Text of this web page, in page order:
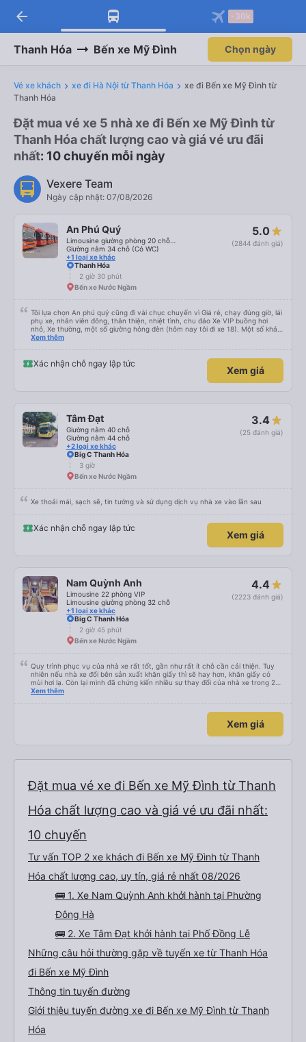
arrow_back -30k
Thanh Hóa Bến xe Mỹ Đình Chọn ngày
Vé xe khách xe đi Hà Nội từ Thanh Hóa
xe đi Bến xe Mỹ Đình từ
Thanh Hóa
Đặt mua vé xe 5 nhà xe đi Bến xe Mỹ Đình từ
Thanh Hóa chất lượng cao và giá vé ưu đãi
nhất: 10 chuyến mỗi ngày
Vexere Team
Ngày cập nhật: 07/08/2026
An Phú Quý
Giường nằm 34 chỗ (Có WC)
+1 loại xe khác
5.0
(2844 đánh giá)
Thanh Hóa
2 giờ 30 phút
Bến xe Nước Ngầm
Tôi lựa chọn An phú quý cũng đi vài chục chuyến vì Giá rẻ, chạy đúng giờ, lái
phụ xe, nhân viên đông, thân thiện, nhiệt tình, chu đáo Xe VIP buồng hơi
nhỏ, Xe thường, một số giường hỏng đèn (hôm nay tôi đi xe 18). Một số khác
cửa gió điều hoà (cửa cuộn) nút kẹt, khá lạnh. Tuy nhiên, về lâu dài tôi vẫn
Xem thêm
Xác nhận chỗ ngay lập tức
Xem giá
Tâm Đạt
Giường nằm 40 chỗ
Giường nằm 44 chỗ
+2 loại xe khác
3.4
(25 đánh giá)
Big C Thanh Hóa
3 giờ
Bến xe Nước Ngầm
Xe thoải mái, sạch sẽ, tin tưởng và sử dụng dịch vụ nhà xe vào lần sau
Xác nhận chỗ ngay lập tức
Xem giá
Nam Quỳnh Anh
Limousine 22 phòng VIP
Limousine giường phòng 32 chỗ
+1 loại xe khác
4.4
(2223 đánh giá)
Big C Thanh Hóa
2 giờ 45 phút
Bến xe Nước Ngầm
Quy trình phục vụ của nhà xe rất tốt, gần như rất ít chỗ cần cải thiện. Tuy
nhiên nếu nhà xe đổi bên sản xuất khăn giấy thì sẽ hay hơn, khăn giấy có
mùi hơi lạ. Còn lại mình đã chứng kiến nhiều sự thay đổi của nhà xe trong 2
tháng vừa rồi: tài xế và phụ xe ngày càng thân thiện, quy trình phục vụ rõ
Xem thêm
Xem giá
Đặt mua vé xe đi Bến xe Mỹ Đình từ Thanh
Hóa chất lượng cao và giá vé ưu đãi nhất:
10 chuyến
Tư vấn TOP 2 xe khách đi Bến xe Mỹ Đình từ Thanh
Hóa chất lượng cao, uy tín, giá rẻ nhất 08/2026
🚌 1. Xe Nam Quỳnh Anh khởi hành tại Phường
Đông Hà
🚌 2. Xe Tâm Đạt khởi hành tại Phố Đồng Lễ
Những câu hỏi thường gặp về tuyến xe từ Thanh Hóa
đi Bến xe Mỹ Đình
Thông tin tuyến đường
Giới thiệu tuyến đường xe đi Bến xe Mỹ Đình từ Thanh
Hóa